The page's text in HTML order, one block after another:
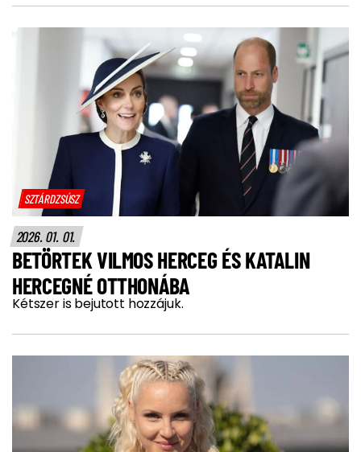
SZTÁRDZSÚSZ
2026. 01. 01.
BETÖRTEK VILMOS HERCEG ÉS KATALIN
HERCEGNÉ OTTHONÁBA
Kétszer is bejutott hozzájuk.